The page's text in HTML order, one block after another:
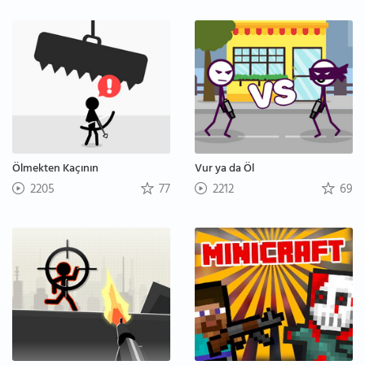
Ölmekten Kaçının
2205 77
Vur ya da Öl
2212 69